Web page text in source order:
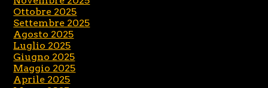
Ottobre 2025
Settembre 2025
Agosto 2025
Luglio 2025
Giugno 2025
Maggio 2025
Aprile 2025